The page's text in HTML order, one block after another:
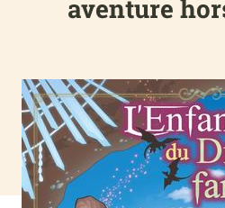
aventure